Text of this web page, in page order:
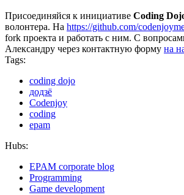
Присоединяйcя к инициативе Coding
волонтера. На https://github.com/
fork проекта и работать с ним. С
Александру через контактную форму на
Tags:
coding dojo
додзё
Codenjoy
coding
epam
Hubs:
EPAM corporate blog
Programming
Game development